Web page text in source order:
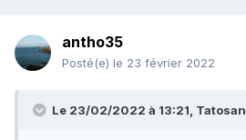
antho35
Posté(e) le 23 février 2022
Le 23/02/2022 à 13:21, Tatosan